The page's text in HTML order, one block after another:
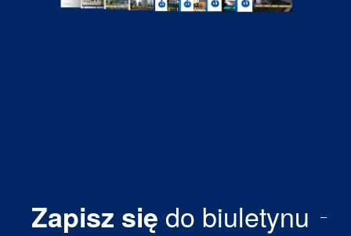
kluczowych kryteriów z perspektywy rynku B2B we
ARTYKUŁ Z PUNKTU WIDZENIA
Zapisz się do biuletynu